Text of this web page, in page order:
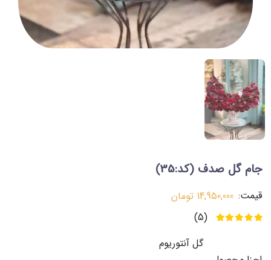
جام گل صدف (کد:35)
قیمت: 14,950,000 تومان
(5)
گل آنتوریوم